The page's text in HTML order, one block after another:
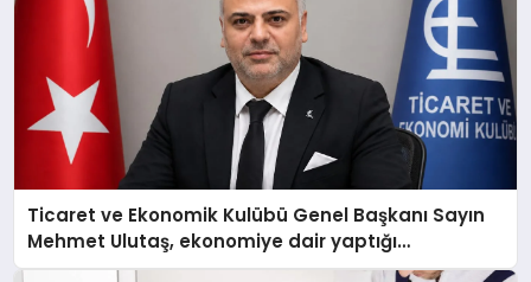
Ticaret ve Ekonomik Kulübü Genel Başkanı Sayın
Mehmet Ulutaş, ekonomiye dair yaptığı
açıklamada şunları kaydetti: